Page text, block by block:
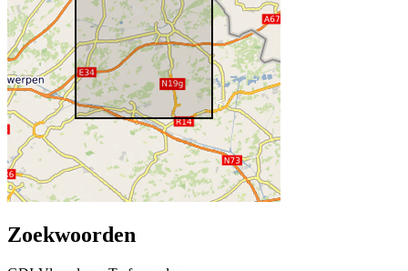
Zoekwoorden